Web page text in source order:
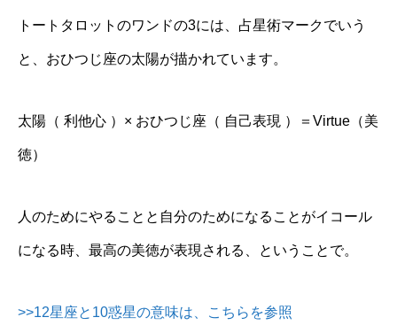
トートタロットのワンドの3には、占星術マークでいう
と、おひつじ座の太陽が描かれています。
太陽（ 利他心 ）× おひつじ座（ 自己表現 ）＝Virtue（美
徳）
人のためにやることと自分のためになることがイコール
になる時、最高の美徳が表現される、ということで。
>>12星座と10惑星の意味は、こちらを参照